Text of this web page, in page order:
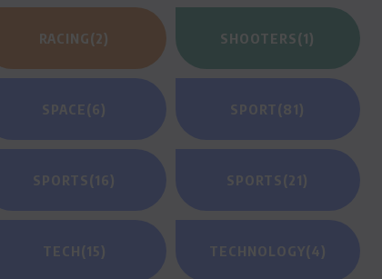
RACING(2) SHOOTERS(1)
SPACE(6) SPORT(81)
SPORTS(16) SPORTS(21)
TECH(15) TECHNOLOGY(4)